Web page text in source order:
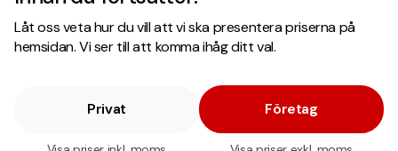
Låt oss veta hur du vill att vi ska presentera priserna på
hemsidan. Vi ser till att komma ihåg ditt val.
Privat Företag
Fri offert
Snabb leverans
Copyright © 2026 . Brand New Profile AB